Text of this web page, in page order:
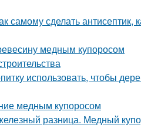
сделать антисептик,
медным купоросом
использовать, чтобы
медным купоросом
разница. Медный